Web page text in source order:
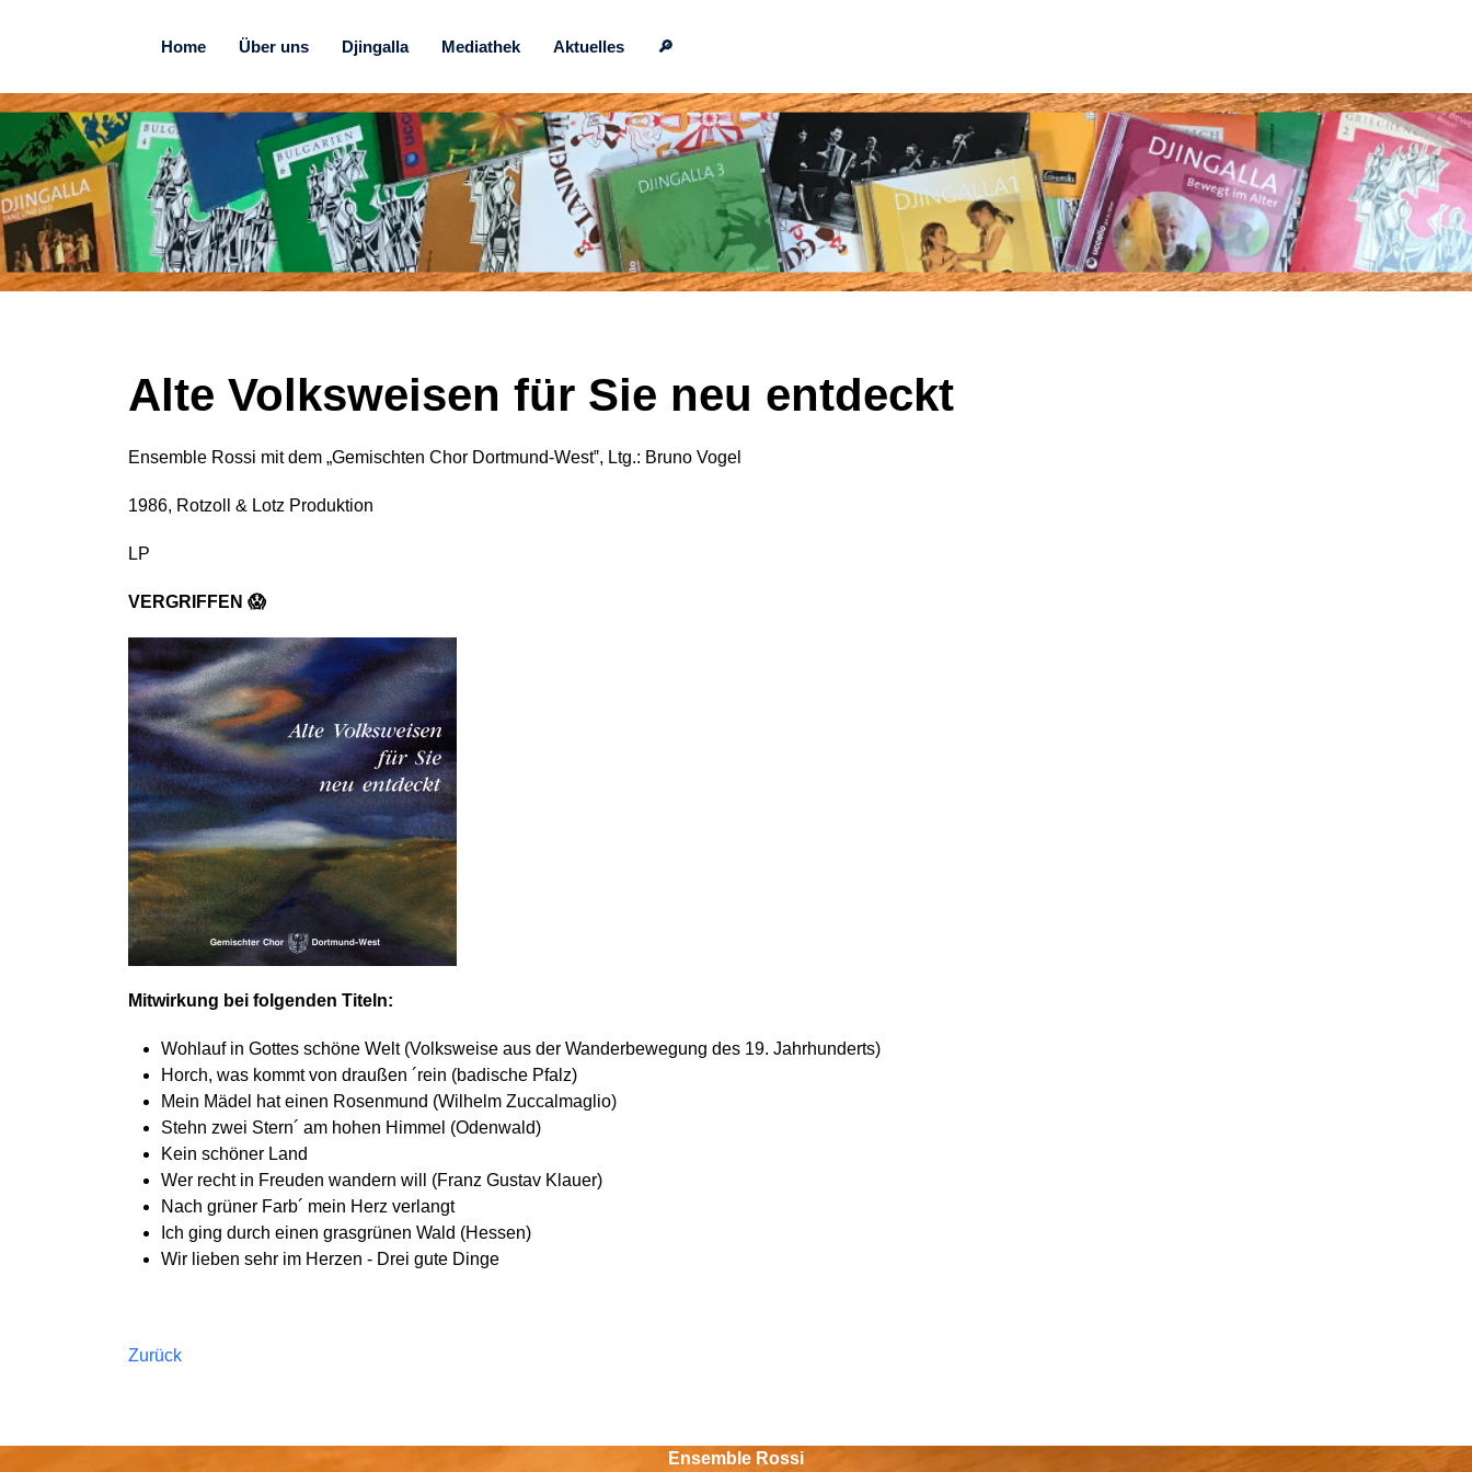
Home Über uns Djingalla Mediathek Aktuelles 🔎
Alte Volksweisen für Sie neu entdeckt
Ensemble Rossi mit dem „Gemischten Chor Dortmund-West‟, Ltg.: Bruno Vogel
1986, Rotzoll & Lotz Produktion
LP
VERGRIFFEN 😱
Mitwirkung bei folgenden Titeln:
Wohlauf in Gottes schöne Welt (Volksweise aus der Wanderbewegung des 19. Jahrhunderts)
Horch, was kommt von draußen ´rein (badische Pfalz)
Mein Mädel hat einen Rosenmund (Wilhelm Zuccalmaglio)
Stehn zwei Stern´ am hohen Himmel (Odenwald)
Kein schöner Land
Wer recht in Freuden wandern will (Franz Gustav Klauer)
Nach grüner Farb´ mein Herz verlangt
Ich ging durch einen grasgrünen Wald (Hessen)
Wir lieben sehr im Herzen - Drei gute Dinge
Zurück
Ensemble Rossi